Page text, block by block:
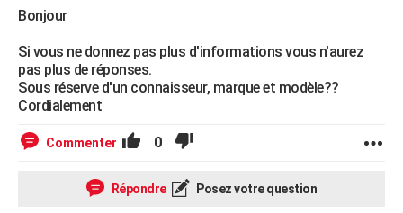
S'inscrire
Se connecter
Lycées
Collèges
Primaires
Universités
Entreprises
Service militaire
Avis de recherche
FORUM
Bricolage
Lifestyle
Culture
Sport
Auto
Television
Voyage
Cinema
Bonjour
Si vous ne donnez pas plus d'informations vous n'aurez
pas plus de réponses.
Sous réserve d'un connaisseur, marque et modèle??
Cordialement
Commenter 0
Répondre Posez votre question